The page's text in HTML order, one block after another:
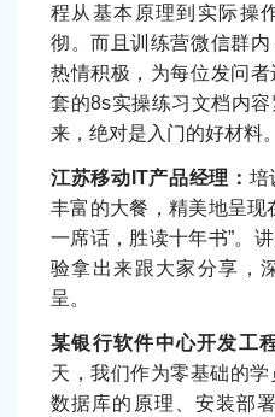
程从基本原理到实际操
彻。而且训练营微信群
热情积极，为每位发问
套的8s实操练习文档内
来，绝对是入门的好材料。
江苏移动IT产品经理： 培
丰富的大餐，精美地呈现
一席话，胜读十年书”。
验拿出来跟大家分享，
呈。
某银行软件中心开发工
天，我们作为零基础的
数据库的原理、安装部